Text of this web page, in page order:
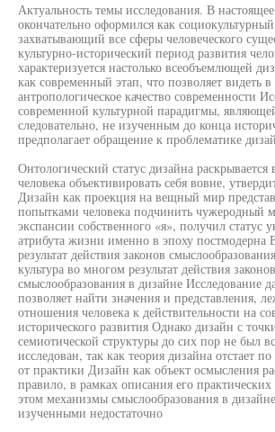
Актуальность темы исследования. В
окончательно оформился как
захватывающий все сферы человеческого
культурно-исторический период развития
характеризуется настолько всеобъемлющей
как современный этап, что позволяет видеть
антропологическое качество современности
современной культурной парадигмы,
следовательно, не изученным до конца
предполагает обращение к проблематике
Онтологический статус дизайна раскрывается
человека объективировать себя вовне,
Дизайн как проекция на вещный мир
попытками человека подчинить чужеродный
экспансии собственного «я», получил статус
атрибута жизни именно в эпоху постмодерна
результат действия законов
культура во многом результат действия законов
смыслообразования в дизайне Исследование
позволяет найти значения и представления,
отношения человека к действительности на
исторического развития Однако дизайн с
семиотической структуры до сих пор не был
исследован, так как теория дизайна отстает
от практики Дизайн как объект осмысления
правило, в рамках описания его
этом механизмы смыслообразования в
изученными недостаточно